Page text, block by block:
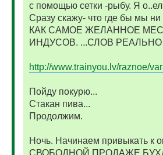
с помощью сетки -рыбу. Я
Сразу скажу- что где бы мы
КАК САМОЕ ЖЕЛАННОЕ
ИНДУСОВ. ...СЛОВ РЕАЛЬНО
http://www.trainyou.lv/raznoe/
Пойду покурю...
Стакан пива...
Продолжим.
Ночь. Начинаем привыкать к